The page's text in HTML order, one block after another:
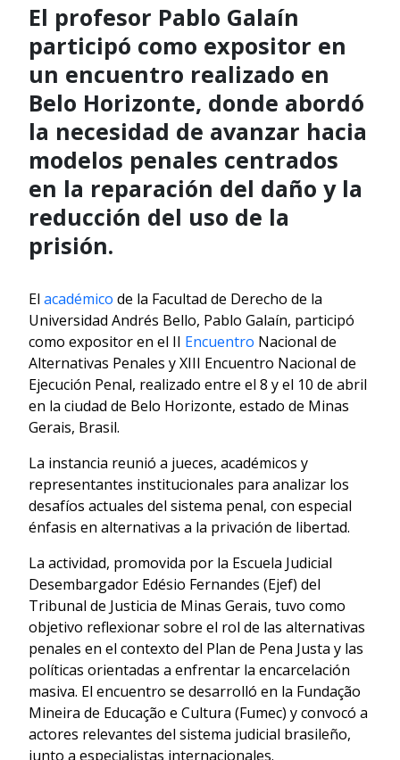
El profesor Pablo Galaín
participó como expositor en
un encuentro realizado en
Belo Horizonte, donde abordó
la necesidad de avanzar hacia
modelos penales centrados
en la reparación del daño y la
reducción del uso de la
prisión.
El académico de la Facultad de Derecho de la
Universidad Andrés Bello, Pablo Galaín, participó
como expositor en el II Encuentro Nacional de
Alternativas Penales y XIII Encuentro Nacional de
Ejecución Penal, realizado entre el 8 y el 10 de abril
en la ciudad de Belo Horizonte, estado de Minas
Gerais, Brasil.
La instancia reunió a jueces, académicos y
representantes institucionales para analizar los
desafíos actuales del sistema penal, con especial
énfasis en alternativas a la privación de libertad.
La actividad, promovida por la Escuela Judicial
Desembargador Edésio Fernandes (Ejef) del
Tribunal de Justicia de Minas Gerais, tuvo como
objetivo reflexionar sobre el rol de las alternativas
penales en el contexto del Plan de Pena Justa y las
políticas orientadas a enfrentar la encarcelación
masiva. El encuentro se desarrolló en la Fundação
Mineira de Educação e Cultura (Fumec) y convocó a
actores relevantes del sistema judicial brasileño,
junto a especialistas internacionales.